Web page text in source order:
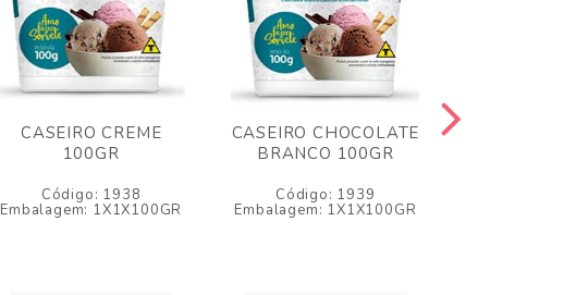
CASEIRO CREME
100GR
Código: 1938
Embalagem: 1X1X100GR
CASEIRO CHOCOLATE
BRANCO 100GR
Código: 1939
Embalagem: 1X1X100GR